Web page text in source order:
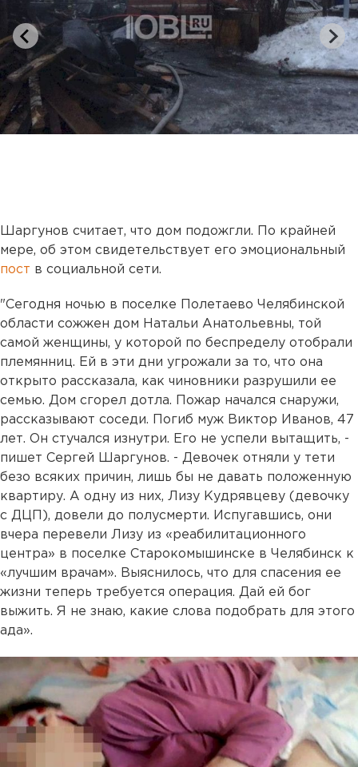
Шаргунов считает, что дом подожгли. По крайней
мере, об этом свидетельствует его эмоциональный
пост в социальной сети.
"Сегодня ночью в поселке Полетаево Челябинской
области сожжен дом Натальи Анатольевны, той
самой женщины, у которой по беспределу отобрали
племянниц. Ей в эти дни угрожали за то, что она
открыто рассказала, как чиновники разрушили ее
семью. Дом сгорел дотла. Пожар начался снаружи,
рассказывают соседи. Погиб муж Виктор Иванов, 47
лет. Он стучался изнутри. Его не успели вытащить, -
пишет Сергей Шаргунов. - Девочек отняли у тети
безо всяких причин, лишь бы не давать положенную
квартиру. А одну из них, Лизу Кудрявцеву (девочку
с ДЦП), довели до полусмерти. Испугавшись, они
вчера перевели Лизу из «реабилитационного
центра» в поселке Старокомышинске в Челябинск к
«лучшим врачам». Выяснилось, что для спасения ее
жизни теперь требуется операция. Дай ей бог
выжить. Я не знаю, какие слова подобрать для этого
ада».